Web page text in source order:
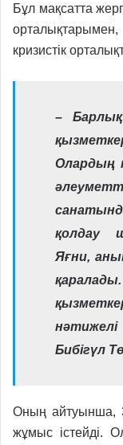
Бұл мақсатта
кризистік
– Барлық
Олардың
қолдау
Яғни,
Бибігүл
Оның айтуынша,
жұмыс істейді.